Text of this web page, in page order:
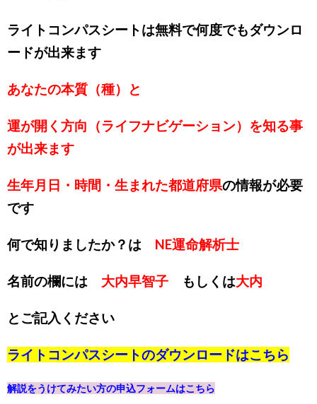
ライトコンパスシートは無料で何度でもダウンロ
ードが出来ます
あなたの本質（種）と
運が開く方向（ライフナビゲーション）を知る事
が出来ます
生年月日・時間・生まれた都道府県の情報が必要
です
何で知りましたか？は NE運命解析士
名前の欄には 大内早智子 もしくは大内
とご記入ください
ライトコンパスシートのダウンロードはこちら
解説をうけてみたい方の申込フォームはこちら